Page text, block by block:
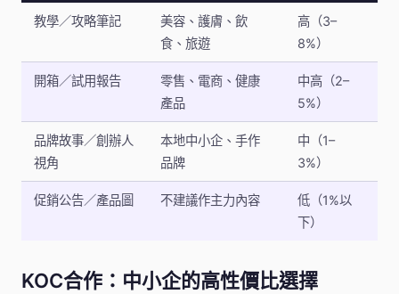
教學／攻略筆記
美容、護膚、飲
食、旅遊
高（3–
8%）
開箱／試用報告
零售、電商、健康
產品
中高（2–
5%）
品牌故事／創辦人
視角
本地中小企、手作
品牌
中（1–
3%）
促銷公告／產品圖 不建議作主力內容
低（1%以
下）
KOC合作：中小企的高性價比選擇